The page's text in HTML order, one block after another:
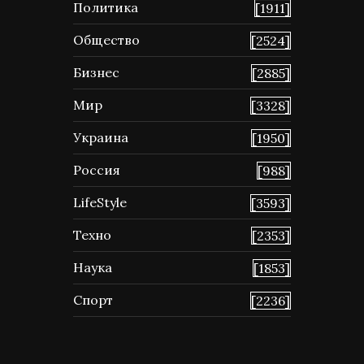
Политика
[1911]
Общество
[2524]
Бизнес
[2885]
Мир
[3328]
Украина
[1950]
Россия
[988]
LifeStyle
[3593]
Техно
[2353]
Наука
[1853]
Спорт
[2236]